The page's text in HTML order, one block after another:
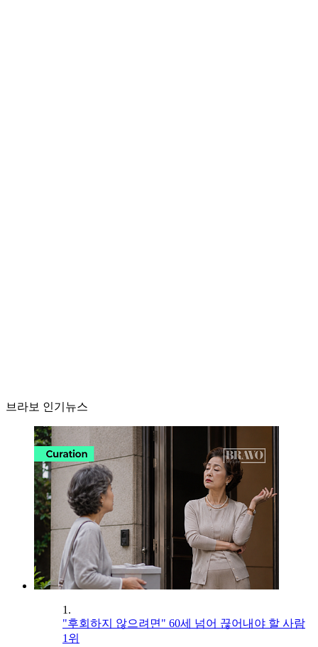
브라보 인기뉴스
1.
"후회하지 않으려면" 60세 넘어 끊어내야 할 사람
1위